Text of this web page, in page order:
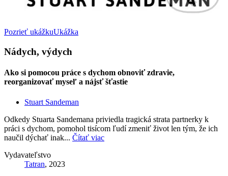
Pozrieť ukážkuUkážka
Nádych, výdych
Ako si pomocou práce s dychom obnoviť zdravie,
reorganizovať myseľ a nájsť šťastie
Stuart Sandeman
Odkedy Stuarta Sandemana priviedla tragická strata partnerky k
práci s dychom, pomohol tisícom ľudí zmeniť život len tým, že ich
naučil dýchať inak... Čítať viac
Vydavateľstvo
Tatran, 2023